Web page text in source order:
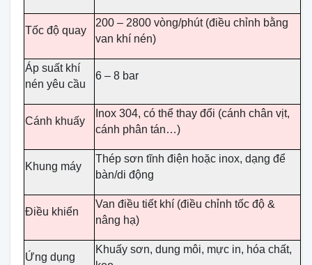
Tốc độ quay
200 – 2800 vòng/phút (điều chỉnh bằng
van khí nén)
Áp suất khí
nén yêu cầu
6 – 8 bar
Cánh khuấy
Inox 304, có thể thay đổi (cánh chân vịt,
cánh phân tán…)
Khung máy
Thép sơn tĩnh điện hoặc inox, dạng để
bàn/di động
Điều khiển
Van điều tiết khí (điều chỉnh tốc độ &
nâng hạ)
Ứng dụng
Khuấy sơn, dung môi, mực in, hóa chất,